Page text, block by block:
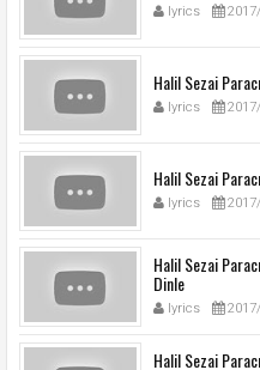
lyrics
Halil Sezai
lyrics
Halil Sezai
lyrics
Halil Sezai
Dinle
lyrics
Halil Sezai